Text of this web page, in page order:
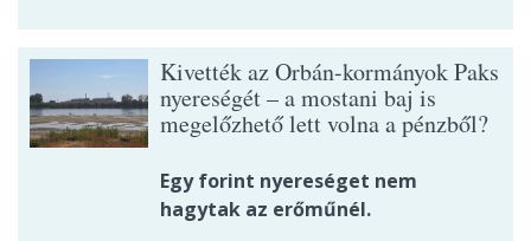
Kivették az Orbán-kormányok Paks
nyereségét – a mostani baj is
megelőzhető lett volna a pénzből?
Egy forint nyereséget nem
hagytak az erőműnél.